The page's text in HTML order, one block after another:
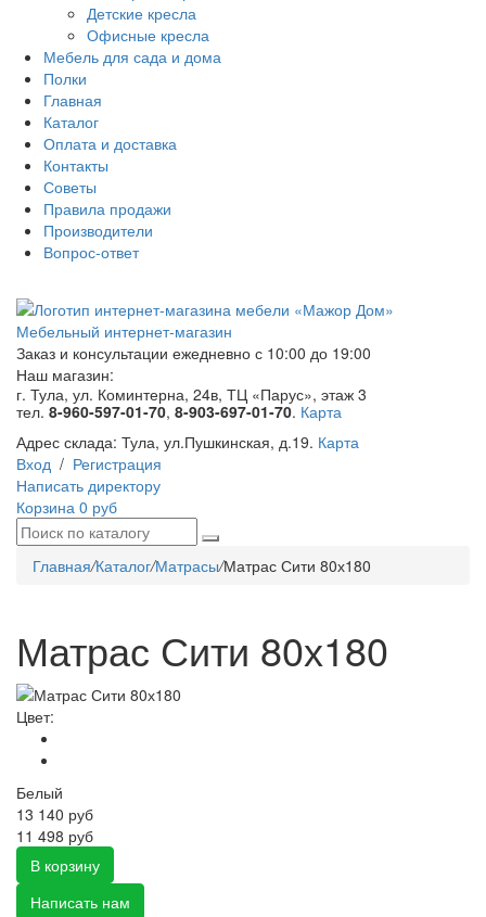
Детские кресла
Офисные кресла
Мебель для сада и дома
Полки
Главная
Каталог
Оплата и доставка
Контакты
Советы
Правила продажи
Производители
Вопрос-ответ
Мебельный интернет-магазин
Заказ и консультации ежедневно с 10:00 до 19:00
Наш магазин:
г. Тула, ул. Коминтерна, 24в, ТЦ «Парус», этаж 3
тел. 8-960-597-01-70, 8-903-697-01-70. Карта
Адрес склада: Тула, ул.Пушкинская, д.19. Карта
Вход / Регистрация
Написать директору
Корзина 0 руб
Главная/Каталог/Матрасы/Матрас Сити 80х180
Матрас Сити 80х180
Цвет:
Белый
13 140 руб
11 498 руб
В корзину
Написать нам